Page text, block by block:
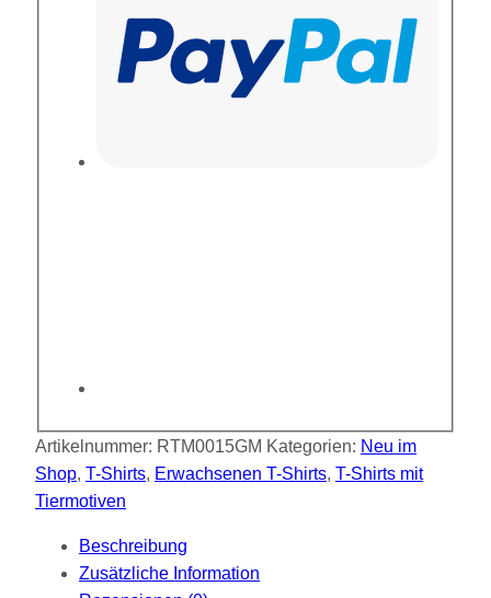
Artikelnummer: RTM0015GM Kategorien: Neu im
Shop, T-Shirts, Erwachsenen T-Shirts, T-Shirts mit
Tiermotiven
Beschreibung
Zusätzliche Information